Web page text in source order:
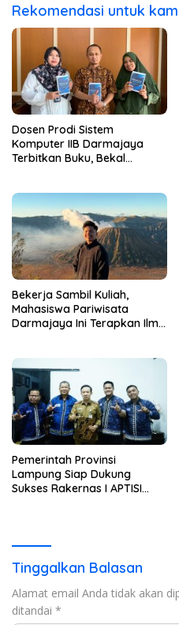
Rekomendasi untuk
Dosen Prodi Sistem
Komputer IIB Darmajaya
Terbitkan Buku, Bekal
Bekerja Sambil Kuliah,
Mahasiswa Pariwisata
Darmajaya Ini Terapkan Ilmu
Pemerintah Provinsi
Lampung Siap Dukung
Sukses Rakernas I APTISI
Tinggalkan Balasan
Alamat email Anda tidak akan
ditandai *